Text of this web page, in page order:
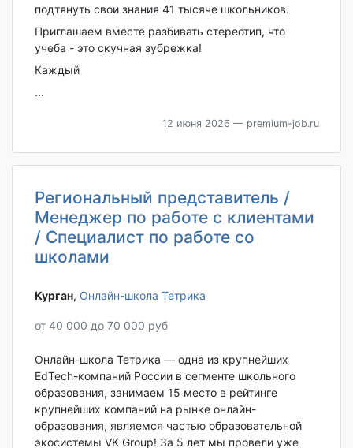
подтянуть свои знания 41 тысяче школьников.
Приглашаем вместе разбивать стереотип, что
учеба - это скучная зубрежка!
Каждый
...
12 июня 2026 — premium-job.ru
Региональный представитель /
Менеджер по работе с клиентами
/ Специалист по работе со
школами
Курган‎, Онлайн-школа Тетрика
от 40 000 до 70 000 руб
Онлайн-школа Тетрика — одна из крупнейших
EdTech-компаний России в сегменте школьного
образования, занимаем 15 место в рейтинге
крупнейших компаний на рынке онлайн-
образования, являемся частью образовательной
экосистемы VK Group! За 5 лет мы провели уже